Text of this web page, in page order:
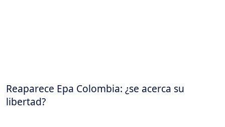
Reaparece Epa Colombia: ¿se acerca su
libertad?